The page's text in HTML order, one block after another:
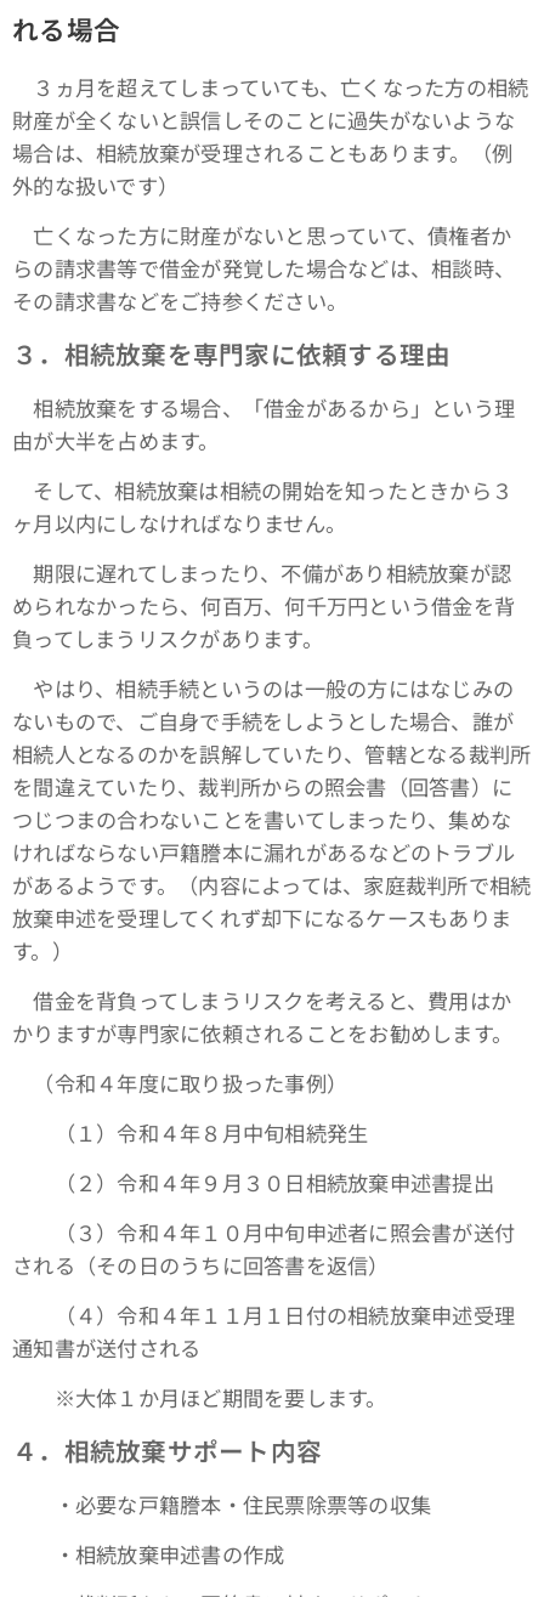
れる場合
３ヵ月を超えてしまっていても、亡くなった方の相続
財産が全くないと誤信しそのことに過失がないような
場合は、相続放棄が受理されることもあります。（例
外的な扱いです）
亡くなった方に財産がないと思っていて、債権者か
らの請求書等で借金が発覚した場合などは、相談時、
その請求書などをご持参ください。
３．相続放棄を専門家に依頼する理由
相続放棄をする場合、「借金があるから」という理
由が大半を占めます。
そして、相続放棄は相続の開始を知ったときから３
ヶ月以内にしなければなりません。
期限に遅れてしまったり、不備があり相続放棄が認
められなかったら、何百万、何千万円という借金を背
負ってしまうリスクがあります。
やはり、相続手続というのは一般の方にはなじみの
ないもので、ご自身で手続をしようとした場合、誰が
相続人となるのかを誤解していたり、管轄となる裁判所
を間違えていたり、裁判所からの照会書（回答書）に
つじつまの合わないことを書いてしまったり、集めな
ければならない戸籍謄本に漏れがあるなどのトラブル
があるようです。（内容によっては、家庭裁判所で相続
放棄申述を受理してくれず却下になるケースもありま
す。）
借金を背負ってしまうリスクを考えると、費用はか
かりますが専門家に依頼されることをお勧めします。
（令和４年度に取り扱った事例）
（１）令和４年８月中旬相続発生
（２）令和４年９月３０日相続放棄申述書提出
（３）令和４年１０月中旬申述者に照会書が送付
される（その日のうちに回答書を返信）
（４）令和４年１１月１日付の相続放棄申述受理
通知書が送付される
※大体１か月ほど期間を要します。
４．相続放棄サポート内容
・必要な戸籍謄本・住民票除票等の収集
・相続放棄申述書の作成